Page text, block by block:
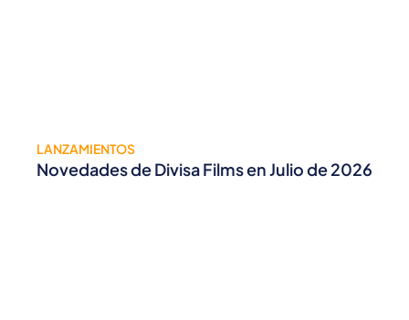
LANZAMIENTOS
Novedades de Divisa Films en Julio de 2026